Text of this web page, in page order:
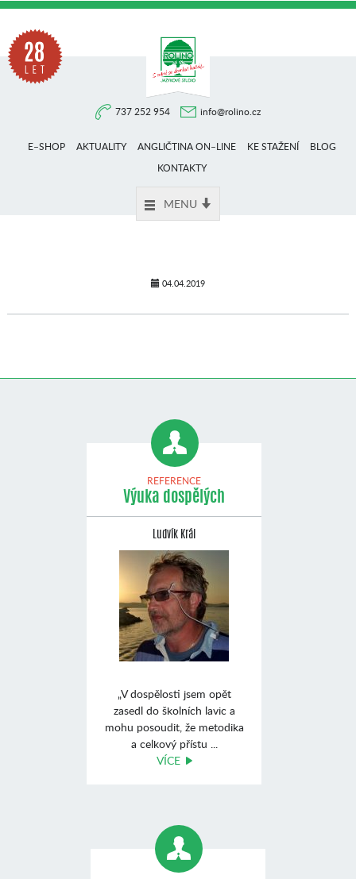
737 252 954 info@rolino.cz
E–SHOP AKTUALITY ANGLIČTINA ON–LINE KE STAŽENÍ
BLOG
KONTAKTY
MENU
04.04.2019
REFERENCE
Výuka dospělých
Ludvík Král
„V dospělosti jsem opět
zasedl do školních lavic a
mohu posoudit, že metodika
a celkový přístu ...
VÍCE